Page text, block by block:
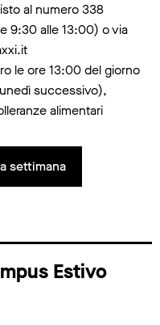
al numero 338
9:30 alle 13:00) o via
le ore 13:00 del giorno
successivo),
alimentari
settimana
Estivo